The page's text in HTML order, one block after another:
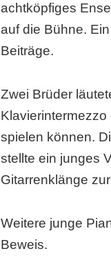
achtköpfiges
auf die Bühne.
Beiträge.
Zwei Brüder
spielen können.
stellte ein junges
Gitarrenklänge
Weitere junge
Beweis.